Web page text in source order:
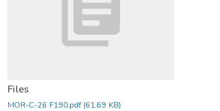
Files
MOR-C-26 F190.pdf(61.69 KB)